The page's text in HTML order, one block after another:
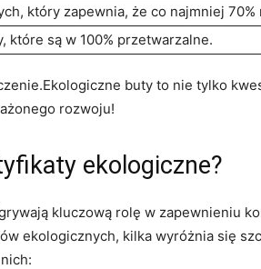
który zapewnia, że co najmniej
które są w 100% przetwarzalne.
buty to nie tylko
rozwoju!
ekologiczne?
kluczową rolę w zapewnieniu
ekologicznych, kilka wyróżnia się